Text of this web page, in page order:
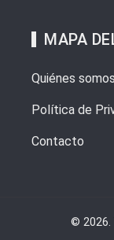
MAPA
Quiénes somos
Política de
Contacto
© 2026.